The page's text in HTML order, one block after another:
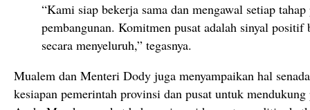
“Kami siap bekerja sama dan mengawal setiap tahap
pembangunan. Komitmen pusat adalah sinyal positif
secara menyeluruh,” tegasnya.
Mualem dan Menteri Dody juga menyampaikan hal
kesiapan pemerintah provinsi dan pusat untuk